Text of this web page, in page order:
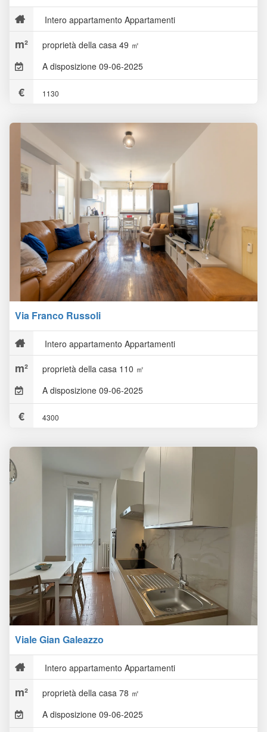
Intero appartamento Appartamenti
proprietà della casa 49 ㎡
A disposizione 09-06-2025
1130
Via Franco Russoli
Intero appartamento Appartamenti
proprietà della casa 110 ㎡
A disposizione 09-06-2025
4300
Viale Gian Galeazzo
Intero appartamento Appartamenti
proprietà della casa 78 ㎡
A disposizione 09-06-2025